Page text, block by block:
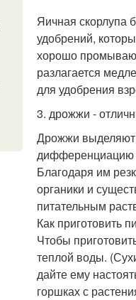
Яичная скорлупа
удобрений,
хорошо
разлагается
для удобрения
3. дрожжи -
Дрожжи выделяют
дифференциацию
Благодаря им
органики и
питательным
Как приготовить
Чтобы
теплой воды.
дайте ему
горшках с